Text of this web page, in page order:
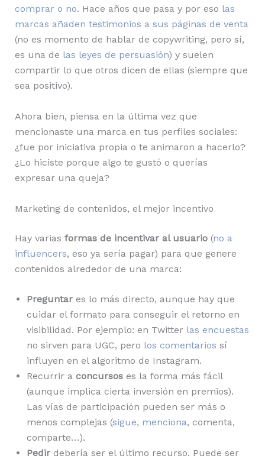
comprar o no. Hace años que pasa y por eso las
marcas añaden testimonios a sus páginas de venta
(no es momento de hablar de copywriting, pero sí,
es una de las leyes de persuasión) y suelen
compartir lo que otros dicen de ellas (siempre que
sea positivo).
Ahora bien, piensa en la última vez que
mencionaste una marca en tus perfiles sociales:
¿fue por iniciativa propia o te animaron a hacerlo?
¿Lo hiciste porque algo te gustó o querías
expresar una queja?
Marketing de contenidos, el mejor incentivo
Hay varias formas de incentivar al usuario(no a
influencers, eso ya sería pagar) para que genere
contenidos alrededor de una marca:
Preguntar es lo más directo, aunque hay que
cuidar el formato para conseguir el retorno en
visibilidad. Por ejemplo: en Twitter las encuestas
no sirven para UGC, pero los comentarios sí
influyen en el algoritmo de Instagram.
Recurrir a concursos es la forma más fácil
(aunque implica cierta inversión en premios).
Las vías de participación pueden ser más o
menos complejas (sigue, menciona, comenta,
comparte…).
Pedir debería ser el último recurso. Puede ser